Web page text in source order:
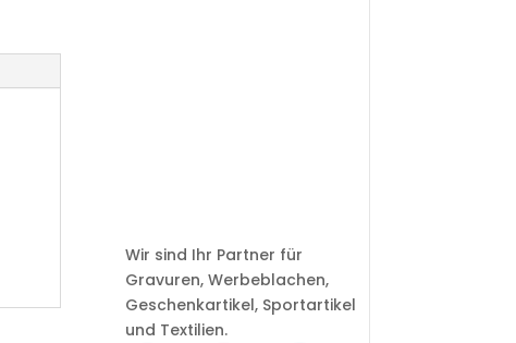
Wir sind Ihr Partner für
Gravuren, Werbeblachen,
Geschenkartikel, Sportartikel
und Textilien.